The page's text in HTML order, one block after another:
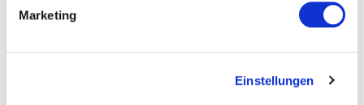
Marketing
Einstellungen